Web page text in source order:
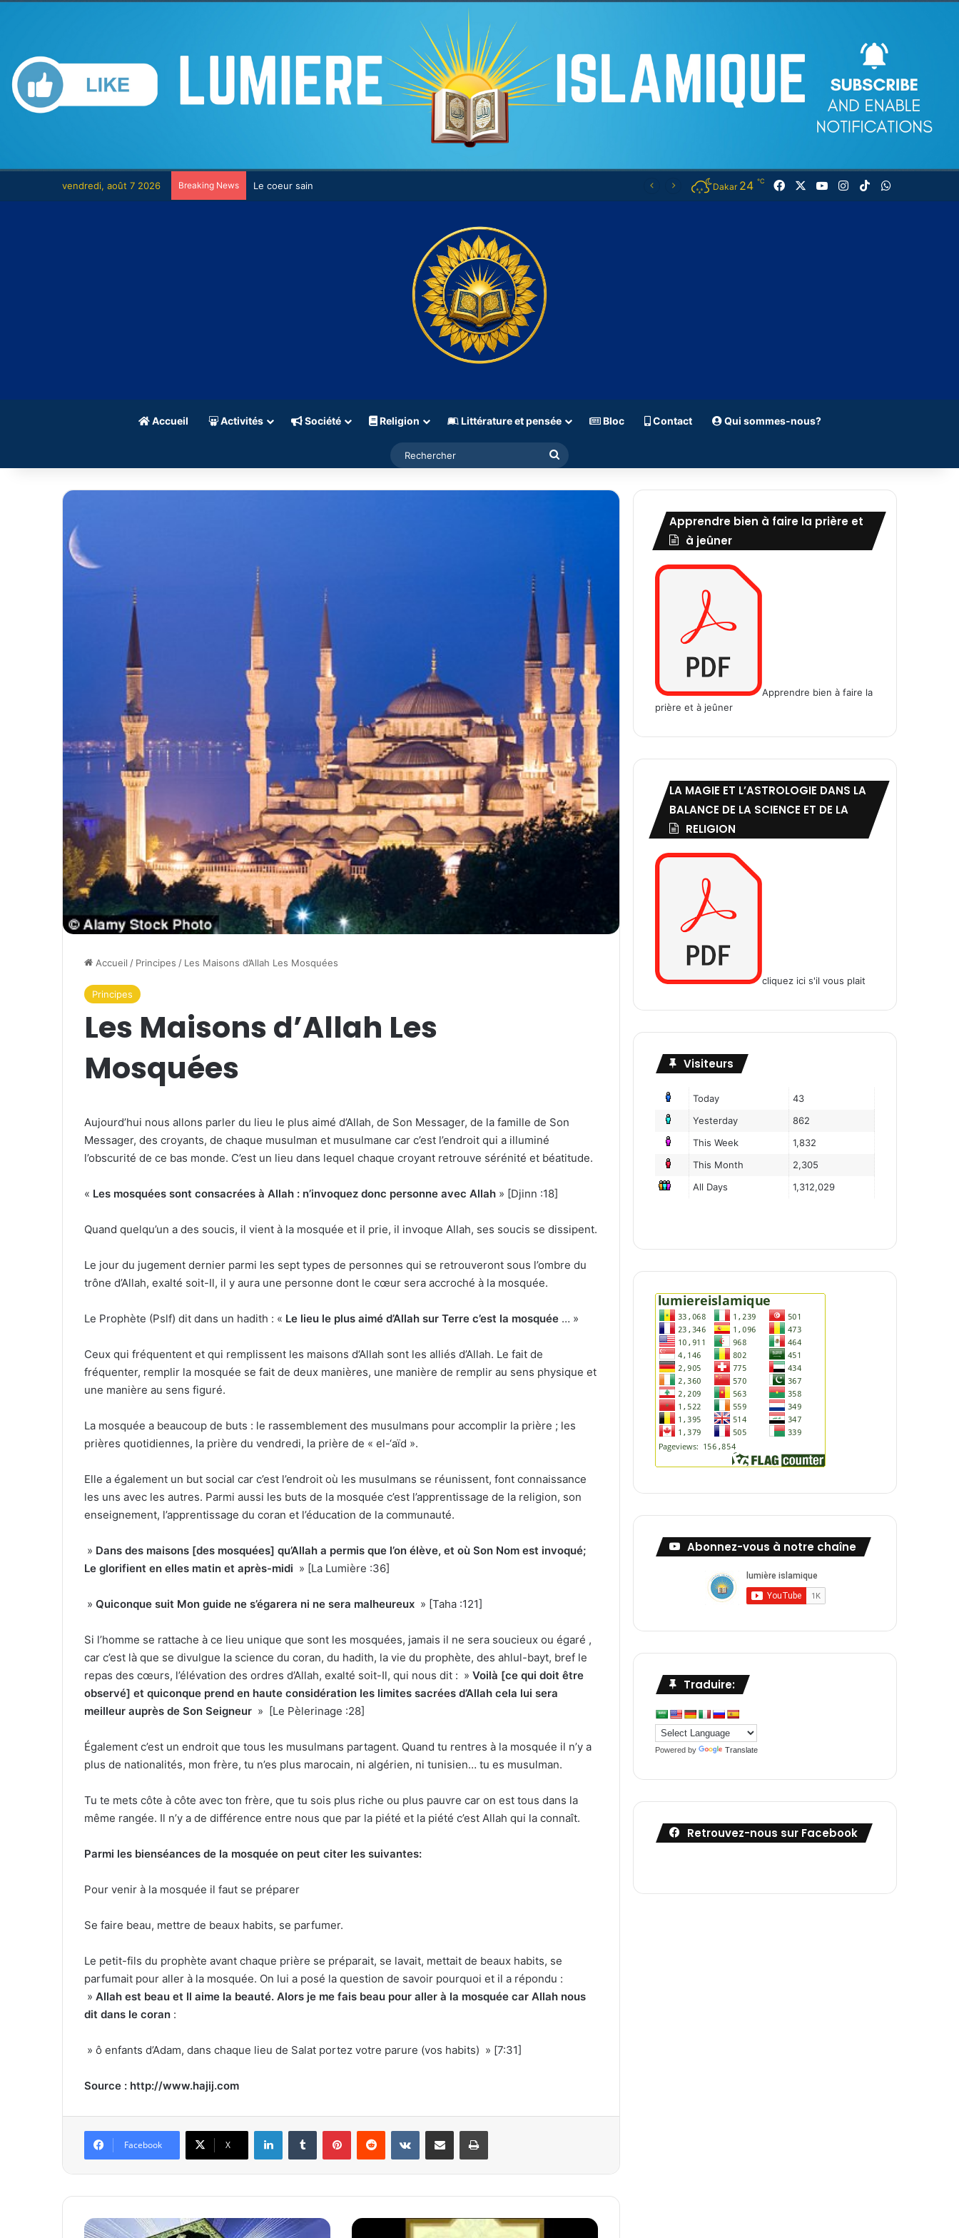
vendredi, août 7 2026 Breaking News Le combat contre son âme Dakar 24 ℃ Facebook YouTubeInstagram
TikTok
Accueil Activités Société Religion Littérature et pensée Bloc Contact Qui sommes-nous?
Accueil / Principes / Les Maisons d’Allah Les Mosquées
Principes
Les Maisons d’Allah Les
Mosquées
Aujourd’hui nous allons parler du lieu le plus aimé d’Allah, de Son Messager, de la famille de Son
Messager, des croyants, de chaque musulman et musulmane car c’est l’endroit qui a illuminé
l’obscurité de ce bas monde. C’est un lieu dans lequel chaque croyant retrouve sérénité et béatitude.
« Les mosquées sont consacrées à Allah : n’invoquez donc personne avec Allah » [Djinn :18]
Quand quelqu’un a des soucis, il vient à la mosquée et il prie, il invoque Allah, ses soucis se dissipent.
Le jour du jugement dernier parmi les sept types de personnes qui se retrouveront sous l’ombre du
trône d’Allah, exalté soit-Il, il y aura une personne dont le cœur sera accroché à la mosquée.
Le Prophète (Pslf) dit dans un hadith : « Le lieu le plus aimé d’Allah sur Terre c’est la mosquée … »
Ceux qui fréquentent et qui remplissent les maisons d’Allah sont les alliés d’Allah. Le fait de
fréquenter, remplir la mosquée se fait de deux manières, une manière de remplir au sens physique et
une manière au sens figuré.
La mosquée a beaucoup de buts : le rassemblement des musulmans pour accomplir la prière ; les
prières quotidiennes, la prière du vendredi, la prière de « el-‘aïd ».
Elle a également un but social car c’est l’endroit où les musulmans se réunissent, font connaissance
les uns avec les autres. Parmi aussi les buts de la mosquée c’est l’apprentissage de la religion, son
enseignement, l’apprentissage du coran et l’éducation de la communauté.
» Dans des maisons [des mosquées] qu’Allah a permis que l’on élève, et où Son Nom est invoqué;
Le glorifient en elles matin et après-midi » [La Lumière :36]
» Quiconque suit Mon guide ne s’égarera ni ne sera malheureux » [Taha :121]
Si l’homme se rattache à ce lieu unique que sont les mosquées, jamais il ne sera soucieux ou égaré ,
car c’est là que se divulgue la science du coran, du hadith, la vie du prophète, des ahlul-bayt, bref le
repas des cœurs, l’élévation des ordres d’Allah, exalté soit-Il, qui nous dit : » Voilà [ce qui doit être
observé] et quiconque prend en haute considération les limites sacrées d’Allah cela lui sera
meilleur auprès de Son Seigneur » [Le Pèlerinage :28]
Également c’est un endroit que tous les musulmans partagent. Quand tu rentres à la mosquée il n’y a
plus de nationalités, mon frère, tu n’es plus marocain, ni algérien, ni tunisien… tu es musulman.
Tu te mets côte à côte avec ton frère, que tu sois plus riche ou plus pauvre car on est tous dans la
même rangée. Il n’y a de différence entre nous que par la piété et la piété c’est Allah qui la connaît.
Parmi les bienséances de la mosquée on peut citer les suivantes:
Pour venir à la mosquée il faut se préparer
Se faire beau, mettre de beaux habits, se parfumer.
Le petit-fils du prophète avant chaque prière se préparait, se lavait, mettait de beaux habits, se
parfumait pour aller à la mosquée. On lui a posé la question de savoir pourquoi et il a répondu :
» Allah est beau et Il aime la beauté. Alors je me fais beau pour aller à la mosquée car Allah nous
dit dans le coran :
» ô enfants d’Adam, dans chaque lieu de Salat portez votre parure (vos habits) » [7:31]
Source : http://www.hajij.com
Facebook X
L
C
Apprendre bien à faire la prière et
à jeûner
Apprendre bien à faire la
prière et à jeûner
LA MAGIE ET L’ASTROLOGIE DANS LA
BALANCE DE LA SCIENCE ET DE LA
RELIGION
cliquez ici s'il vous plait
Visiteurs
Today
43
Yesterday
862
This Week
1,832
This Month
2,305
All Days
1,312,029
Abonnez-vous à notre chaîne
Traduire:
Powered by Translate
Retrouvez-nous sur Facebook